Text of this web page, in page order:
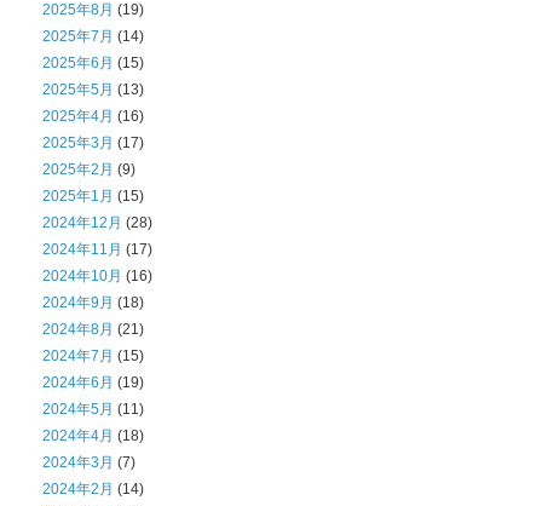
2025年8月 (19)
2025年7月 (14)
2025年6月 (15)
2025年5月 (13)
2025年4月 (16)
2025年3月 (17)
2025年2月 (9)
2025年1月 (15)
2024年12月 (28)
2024年11月 (17)
2024年10月 (16)
2024年9月 (18)
2024年8月 (21)
2024年7月 (15)
2024年6月 (19)
2024年5月 (11)
2024年4月 (18)
2024年3月 (7)
2024年2月 (14)